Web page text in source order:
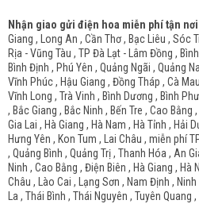
Nhận giao gửi điện hoa miễn phí tận
Giang , Long An , Cần Thơ , Bạc Liêu , Sóc
Rịa - Vũng Tàu , TP Đà Lạt - Lâm Đồng ,
Bình Định , Phú Yên , Quảng Ngãi , Quảng
Vĩnh Phúc , Hậu Giang , Đồng Tháp , Cà
Vĩnh Long , Trà Vinh , Bình Dương , Bình
, Bắc Giang , Bắc Ninh , Bến Tre , Cao
Gia Lai , Hà Giang , Hà Nam , Hà Tỉnh , Hải
Hưng Yên , Kon Tum , Lai Châu , miễn phí
, Quảng Bình , Quảng Trị , Thanh Hóa , An
Ninh , Cao Bằng , Điện Biên , Hà Giang , Hà
Châu , Lào Cai , Lạng Sơn , Nam Định ,
La , Thái Bình , Thái Nguyên , Tuyên Quang